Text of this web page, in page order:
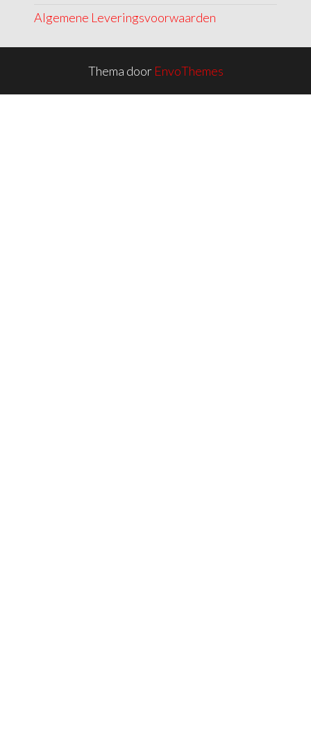
Algemene Leveringsvoorwaarden
Thema door EnvoThemes